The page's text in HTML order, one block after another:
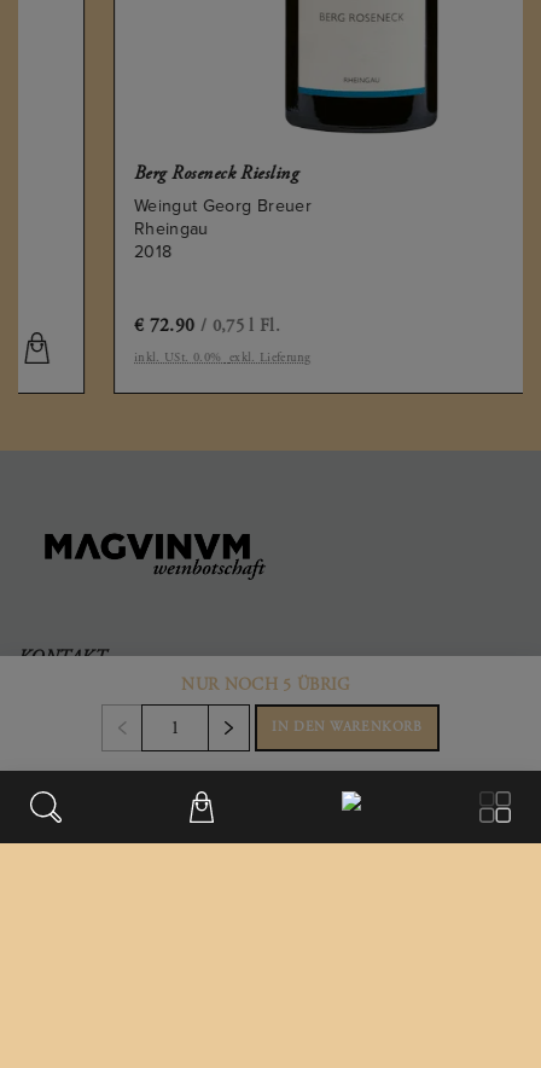
Berg Roseneck Riesling
Weingut Georg Breuer
Rheingau
/ 0,75 l Fl.
inkl. USt. 0.0% exkl. Lieferung
NUR NOCH 5 ÜBRIG
IN DEN WARENKORB
KONTAKT
Büro & Firmensitz
Weinberggasse 2
,Langenlois
Austria
+43 699/181 241 41
office@magvinum.com